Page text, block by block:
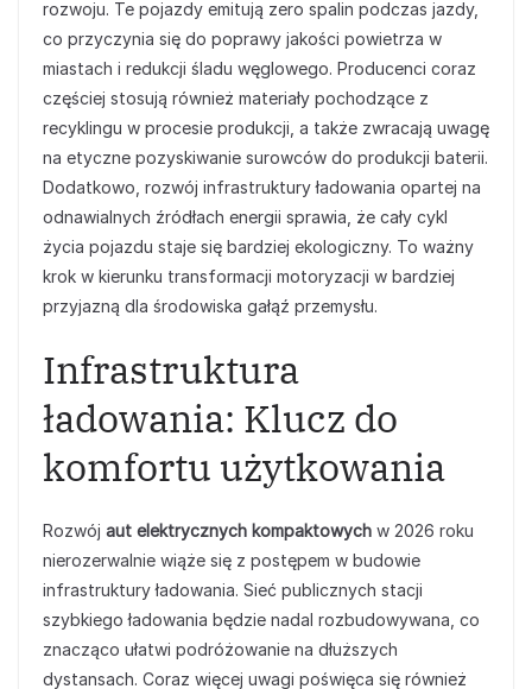
rozwoju. Te pojazdy emitują zero spalin podczas jazdy,
co przyczynia się do poprawy jakości powietrza w
miastach i redukcji śladu węglowego. Producenci coraz
częściej stosują również materiały pochodzące z
recyklingu w procesie produkcji, a także zwracają uwagę
na etyczne pozyskiwanie surowców do produkcji baterii.
Dodatkowo, rozwój infrastruktury ładowania opartej na
odnawialnych źródłach energii sprawia, że cały cykl
życia pojazdu staje się bardziej ekologiczny. To ważny
krok w kierunku transformacji motoryzacji w bardziej
przyjazną dla środowiska gałąź przemysłu.
Infrastruktura
ładowania: Klucz do
komfortu użytkowania
Rozwój aut elektrycznych kompaktowych w 2026 roku
nierozerwalnie wiąże się z postępem w budowie
infrastruktury ładowania. Sieć publicznych stacji
szybkiego ładowania będzie nadal rozbudowywana, co
znacząco ułatwi podróżowanie na dłuższych
dystansach. Coraz więcej uwagi poświęca się również